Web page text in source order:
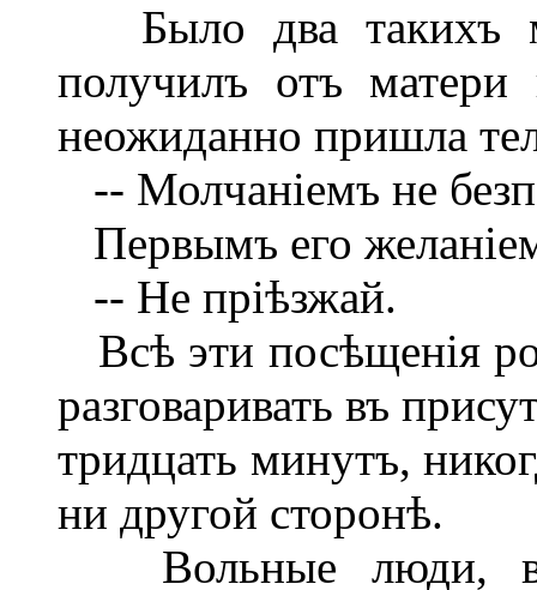
Было два такихъ
получилъ отъ
неожиданно пришла
-- Молчаніемъ не
Первымъ его
-- Не пріѣзжай.
Всѣ эти посѣщенія
разговаривать въ
тридцать минутъ,
ни другой сторонѣ.
Вольные люди,